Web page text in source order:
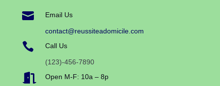
 Email Us
contact@reussiteadomicile.com
 Call Us
(123)-456-7890
 Open M-F: 10a – 8p